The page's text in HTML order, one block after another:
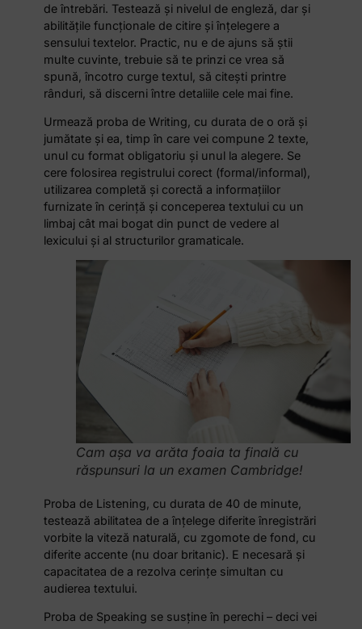
de întrebări. Testează și nivelul de engleză, dar și
abilitățile funcționale de citire și înțelegere a
sensului textelor. Practic, nu e de ajuns să știi
multe cuvinte, trebuie să te prinzi ce vrea să
spună, încotro curge textul, să citești printre
rânduri, să discerni între detaliile cele mai fine.
Urmează proba de Writing, cu durata de o oră și
jumătate și ea, timp în care vei compune 2 texte,
unul cu format obligatoriu și unul la alegere. Se
cere folosirea registrului corect (formal/informal),
utilizarea completă și corectă a informațiilor
furnizate în cerință și conceperea textului cu un
limbaj cât mai bogat din punct de vedere al
lexicului și al structurilor gramaticale.
Cam așa va arăta foaia ta finală cu
răspunsuri la un examen Cambridge!
Proba de Listening, cu durata de 40 de minute,
testează abilitatea de a înțelege diferite înregistrări
vorbite la viteză naturală, cu zgomote de fond, cu
diferite accente (nu doar britanic). E necesară și
capacitatea de a rezolva cerințe simultan cu
audierea textului.
Proba de Speaking se susține în perechi – deci vei